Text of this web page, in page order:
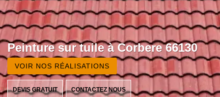
Peinture sur tuile à Corbere 66130
VOIR NOS RÉALISATIONS
DEVIS GRATUIT CONTACTEZ NOUS